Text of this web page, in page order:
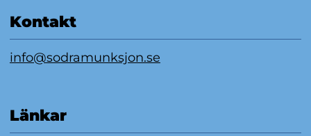
Kontakt
info@sodramunksjon.se
Länkar